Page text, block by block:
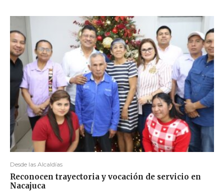
Desde las Alcaldías
Reconocen trayectoria y vocación de servicio en
Nacajuca